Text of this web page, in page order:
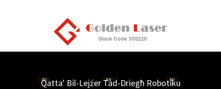
Qatta' Bil-Lejżer Tad-Driegħ Robotiku